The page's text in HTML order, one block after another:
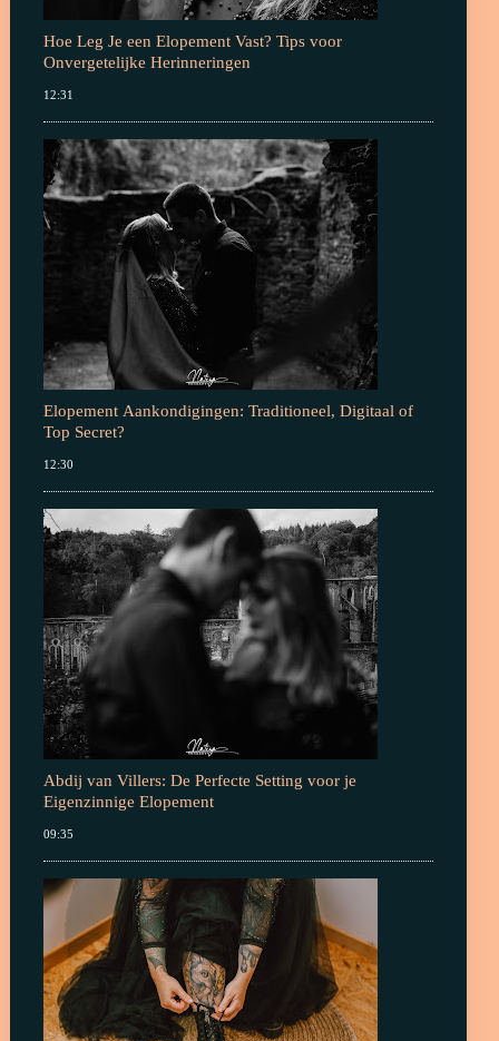
Hoe Leg Je een Elopement Vast? Tips voor
Onvergetelijke Herinneringen
12:31
Elopement Aankondigingen: Traditioneel, Digitaal of
Top Secret?
12:30
Abdij van Villers: De Perfecte Setting voor je
Eigenzinnige Elopement
09:35